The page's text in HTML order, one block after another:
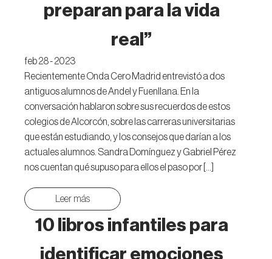
preparan para la vida
real”
feb 28 - 2023
Recientemente Onda Cero Madrid entrevistó a dos
antiguos alumnos de Andel y Fuenllana. En la
conversación hablaron sobre sus recuerdos de estos
colegios de Alcorcón, sobre las carreras universitarias
que están estudiando, y los consejos que darían a los
actuales alumnos. Sandra Domínguez y Gabriel Pérez
nos cuentan qué supuso para ellos el paso por […]
Leer más
10 libros infantiles para
identificar emociones